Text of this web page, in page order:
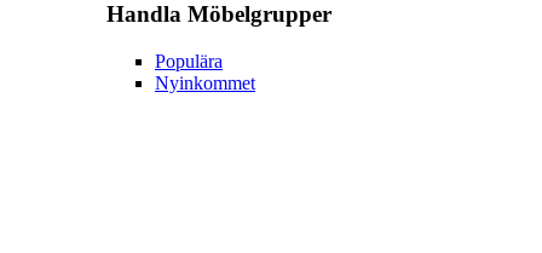
Handla Möbelgrupper
Populära
Nyinkommet